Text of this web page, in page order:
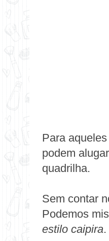
Para
podem
quadrilha.
Sem contar
Podemos
estilo caipira.